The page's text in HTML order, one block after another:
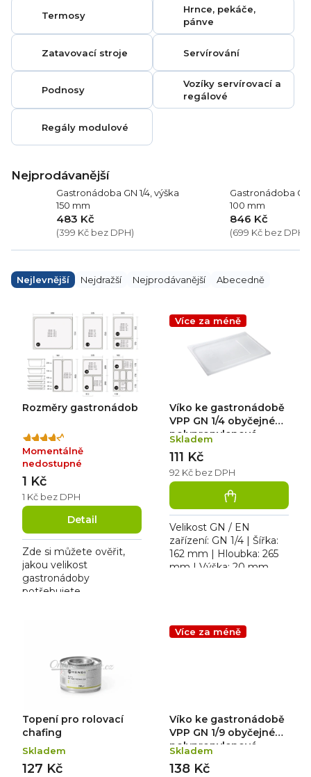
Termosy
Hrnce, pekáče,
pánve
Zatavovací stroje Servírování
Podnosy
Vozíky servírovací a
regálové
Regály modulové
Nejprodávanější
Gastronádoba GN 1/4, výška
150 mm
483 Kč
(399 Kč bez DPH)
Gastronádoba GN
100 mm
846 Kč
(699 Kč bez DPH)
a
z
Nejlevnější Nejdražší Nejprodávanější Abecedně
Rozměry gastronádob
Průměrné
hodnocení
produktu
je
4,0
z
hvězdiček.
Momentálně
nedostupné
1 Kč bez DPH
1 Kč
Detail
Zde si můžete ověřit,
jakou velikost
gastronádoby
potřebujete.
Více za méně
Víko ke gastronádobě
VPP GN 1/4 obyčejné
polypropylenové
Skladem
92 Kč bez DPH
111 Kč
Velikost GN / EN
zařízení: GN 1/4 | Šířka:
162 mm | Hloubka: 265
mm | Výška: 20 mm.
Topení pro rolovací
chafing
Skladem
127 Kč
Více za méně
Víko ke gastronádobě
VPP GN 1/9 obyčejné
polypropylenové
Skladem
138 Kč